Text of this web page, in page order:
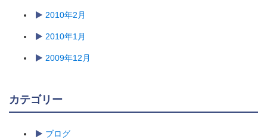
2010年2月
2010年1月
2009年12月
カテゴリー
ブログ